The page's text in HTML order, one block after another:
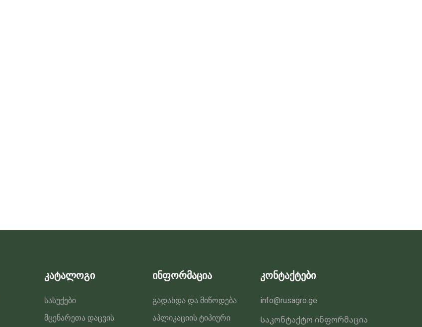
კატალოგი
სასუქები
მცენარეთა დაცვის
ინფორმაცია
გადახდა და მიწოდება
აპლიკაციის ტიპიური
კონტაქტები
info@rusagro.ge
Საკონტაქტო ინფორმაცია